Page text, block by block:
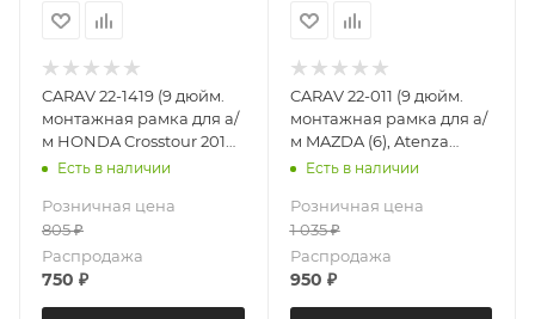
CARAV 22-1419 (9 дюйм.
монтажная рамка для а/
м HONDA Crosstour 2010-
2012; Accord 2008-2012
навигации / с климат
контролем)
Есть в наличии
Розничная цена
805₽
Распродажа
750 ₽
CARAV 22-011 (9 дюйм.
монтажная рамка для а/
м MAZDA (6), Atenza
2008-2012
Есть в наличии
Розничная цена
1 035₽
Распродажа
950 ₽